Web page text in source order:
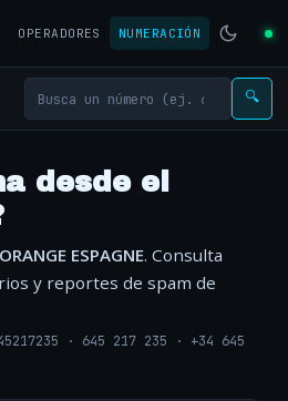
OPERADORES NUMERACIÓN
🔍
desde el
ORANGE ESPAGNE. Consulta
y reportes de spam de
· 645 217 235 · +34 645